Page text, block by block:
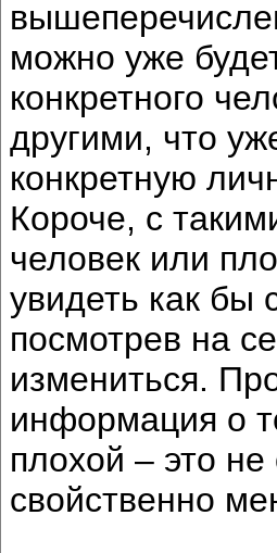
можно уже
конкретного
другими, что
конкретную
Короче, с
человек или
увидеть как бы
посмотрев на
измениться.
информация о
плохой – это
свойственно